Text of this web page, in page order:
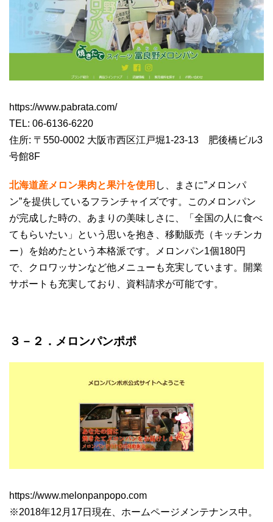
https://www.pabrata.com/
TEL: 06-6136-6220
住所: 〒550-0002 大阪市西区江戸堀1-23-13 肥後橋ビル3
号館8F
北海道産メロン果肉と果汁を使用 し、まさに”メロンパ
ン”を提供しているフランチャイズです。このメロンパン
が完成した時の、あまりの美味しさに、「全国の人に食べ
てもらいたい」という思いを抱き、移動販売（キッチンカ
ー）を始めたという本格派です。メロンパン1個180円
で、クロワッサンなど他メニューも充実しています。開業
サポートも充実しており、資料請求が可能です。
３－２．メロンパンポポ
https://www.melonpanpopo.com
※2018年12月17日現在、ホームページメンテナンス中。